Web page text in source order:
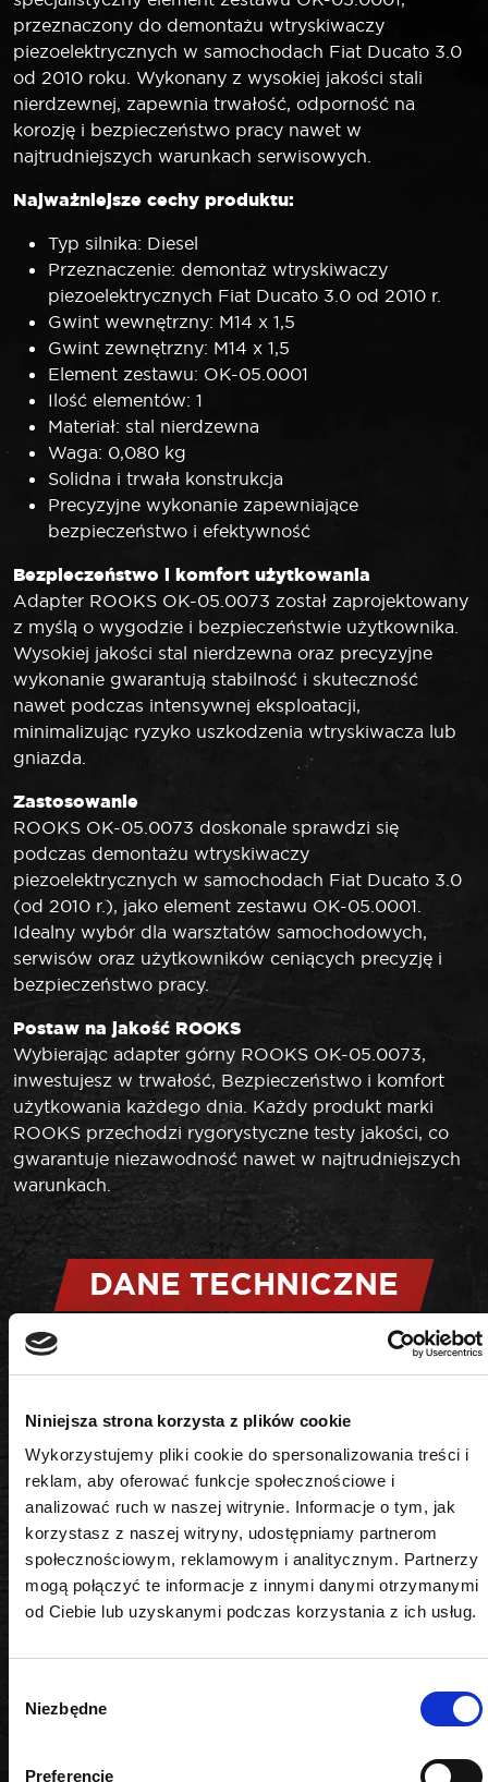
Niniejsza strona korzysta z plików cookie
Wykorzystujemy pliki cookie do spersonalizowania treści i
reklam, aby oferować funkcje społecznościowe i
analizować ruch w naszej witrynie. Informacje o tym, jak
korzystasz z naszej witryny, udostępniamy partnerom
społecznościowym, reklamowym i analitycznym. Partnerzy
mogą połączyć te informacje z innymi danymi otrzymanymi
od Ciebie lub uzyskanymi podczas korzystania z ich usług.
zgody
Niezbędne
Preferencje
przeznaczony do demontażu wtryskiwaczy
piezoelektrycznych w samochodach Fiat Ducato 3.0
od 2010 roku. Wykonany z wysokiej jakości stali
nierdzewnej, zapewnia trwałość, odporność na
korozję i bezpieczeństwo pracy nawet w
najtrudniejszych warunkach serwisowych.
Najważniejsze cechy produktu:
Typ silnika: Diesel
Przeznaczenie: demontaż wtryskiwaczy
piezoelektrycznych Fiat Ducato 3.0 od 2010 r.
Gwint wewnętrzny: M14 x 1,5
Gwint zewnętrzny: M14 x 1,5
Element zestawu: OK-05.0001
Ilość elementów: 1
Materiał: stal nierdzewna
Waga: 0,080 kg
Solidna i trwała konstrukcja
Precyzyjne wykonanie zapewniające
bezpieczeństwo i efektywność
Bezpieczeństwo i komfort użytkowania
Adapter ROOKS OK-05.0073 został zaprojektowany
z myślą o wygodzie i bezpieczeństwie użytkownika.
Wysokiej jakości stal nierdzewna oraz precyzyjne
wykonanie gwarantują stabilność i skuteczność
nawet podczas intensywnej eksploatacji,
minimalizując ryzyko uszkodzenia wtryskiwacza lub
gniazda.
Zastosowanie
ROOKS OK-05.0073 doskonale sprawdzi się
podczas demontażu wtryskiwaczy
piezoelektrycznych w samochodach Fiat Ducato 3.0
(od 2010 r.), jako element zestawu OK-05.0001.
Idealny wybór dla warsztatów samochodowych,
serwisów oraz użytkowników ceniących precyzję i
bezpieczeństwo pracy.
Postaw na jakość ROOKS
Wybierając adapter górny ROOKS OK-05.0073,
inwestujesz w trwałość, Bezpieczeństwo i komfort
użytkowania każdego dnia. Każdy produkt marki
ROOKS przechodzi rygorystyczne testy jakości, co
gwarantuje niezawodność nawet w najtrudniejszych
warunkach.
DANE TECHNICZNE
Gwint wewnętrzny
M14x1,5
Gwint zewnętrzny
M14x1,5
Ilość elementów
1
Materiał
stal nierdzewna